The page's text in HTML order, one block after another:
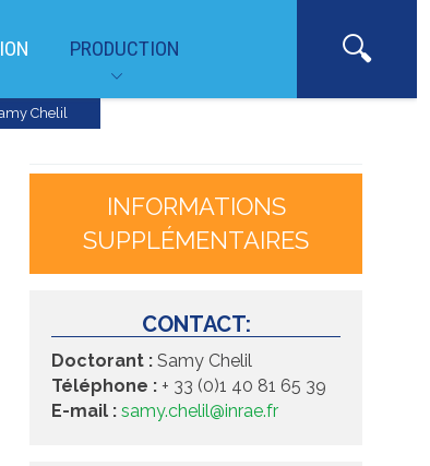
PRODUCTION
Chelil
INFORMATIONS
SUPPLÉMENTAIRES
CONTACT:
Doctorant : Samy Chelil
Téléphone : + 33 (0)1 40 81 65 39
E-mail : samy.chelil@inrae.fr